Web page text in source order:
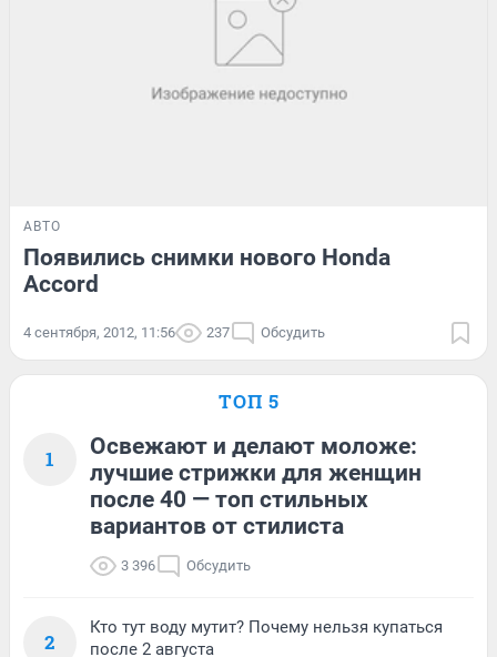
АВТО
Появились снимки нового Honda
Accord
4 сентября, 2012, 11:56 237 Обсудить
ТОП 5
1
Освежают и делают моложе:
лучшие стрижки для женщин
после 40 — топ стильных
вариантов от стилиста
3 396 Обсудить
2
Кто тут воду мутит? Почему нельзя купаться
после 2 августа